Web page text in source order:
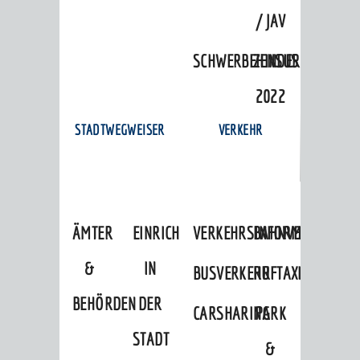
/ JAV
ZENSUS
2022
STADTWEGWEISER
ÄMTER
&
BEHÖRDEN
EINRICHTUNGEN
IN
DER
STADT
VERKEHR
VERKEHRSINFORMATIONEN
BAHNVERKEHR
BUSVERKEHRRUFTAXI
CARSHARINGPARK
&